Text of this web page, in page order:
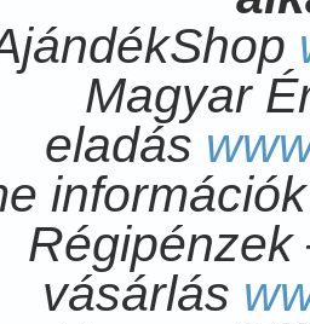
Magyar
eladás
Régipénzek
vásárlás